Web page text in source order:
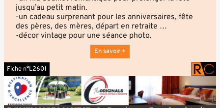
jusqu’au petit matin.
-un cadeau surprenant pour les anniversaires, fête
des pères, des mères, départ en retraite …
-décor vintage pour une séance photo.
En savoir +
Fiche n°L2601